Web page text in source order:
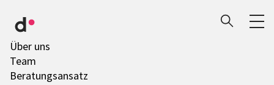
Über uns
Team
Bera­tungs­an­satz